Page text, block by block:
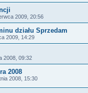
2009, 20:56
działu Sprzedam
2009, 14:29
2008, 09:32
2008
2008, 15:30